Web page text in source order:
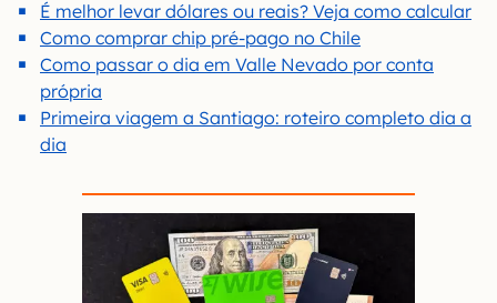
É melhor levar dólares ou reais? Veja como calcular
Como comprar chip pré-pago no Chile
Como passar o dia em Valle Nevado por conta
própria
Primeira viagem a Santiago: roteiro completo dia a
dia